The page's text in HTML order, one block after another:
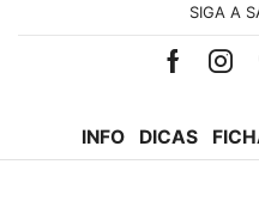
SIGA A
INFO DICAS